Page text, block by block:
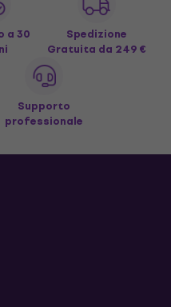
a 30
Spedizione
Gratuita da 249 €
Supporto
professionale